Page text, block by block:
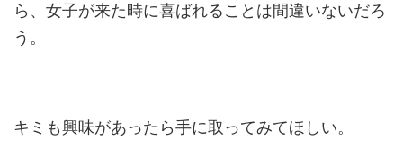
ら、女子が来た時に喜ばれることは間違いないだろ
う。
キミも興味があったら手に取ってみてほしい。